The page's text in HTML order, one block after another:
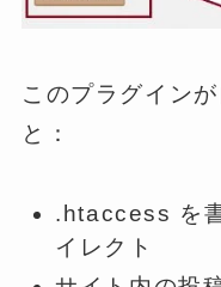
このプラグイン
と：
.htaccess を
イレクト